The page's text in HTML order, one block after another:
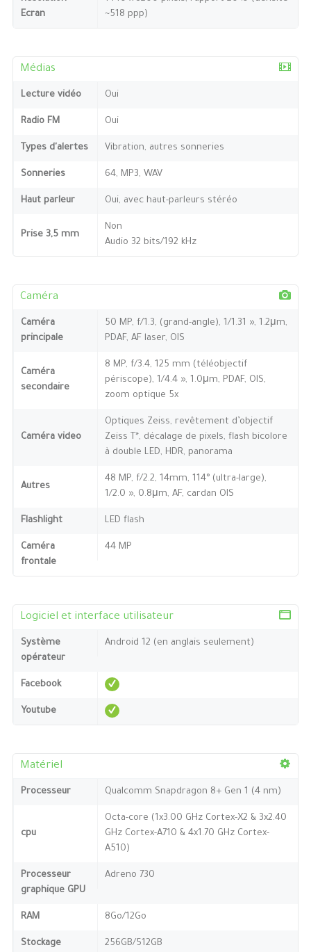
Ecran
~518 ppp)
Médias
Lecture vidéo Oui
Radio FM Oui
Types d'alertes Vibration, autres sonneries
Sonneries 64, MP3, WAV
Haut parleur Oui, avec haut-parleurs stéréo
Prise 3,5 mm
Non
Audio 32 bits/192 kHz
Caméra
Caméra
principale
50 MP, f/1.3, (grand-angle), 1/1.31 », 1.2μm,
PDAF, AF laser, OIS
Caméra
secondaire
8 MP, f/3.4, 125 mm (téléobjectif
périscope), 1/4.4 », 1.0μm, PDAF, OIS,
zoom optique 5x
Caméra video
Optiques Zeiss, revêtement d’objectif
Zeiss T*, décalage de pixels, flash bicolore
à double LED, HDR, panorama
Autres
48 MP, f/2.2, 14mm, 114° (ultra-large),
1/2.0 », 0.8μm, AF, cardan OIS
Flashlight LED flash
Caméra
frontale
44 MP
Logiciel et interface utilisateur
Système
opérateur
Android 12 (en anglais seulement)
Facebook
Youtube
Matériel
Processeur Qualcomm Snapdragon 8+ Gen 1 (4 nm)
cpu
Octa-core (1x3.00 GHz Cortex-X2 & 3x2.40
GHz Cortex-A710 & 4x1.70 GHz Cortex-
A510)
Processeur
graphique GPU
Adreno 730
RAM 8Go/12Go
Stockage
256GB/512GB